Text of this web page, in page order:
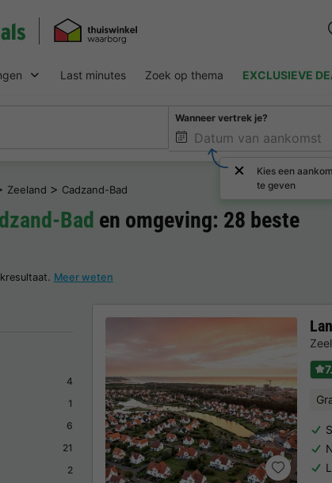
Last minutes Zoek op thema EXCLUSIEVE
Wanneer vertrek je?
Kies een
te geven
Zeeland > Cadzand-Bad
Bad en omgeving: 28 beste
Meer weten
4
1
6
21
2